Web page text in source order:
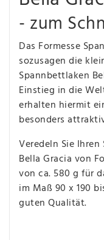
- zum
Das Formesse
sozusagen die
Spannbettlaken
Einstieg in die
erhalten hiermit
besonders
Veredeln Sie
Bella Gracia von
von ca. 580 g für
im Maß 90 x 190
guten Qualität.